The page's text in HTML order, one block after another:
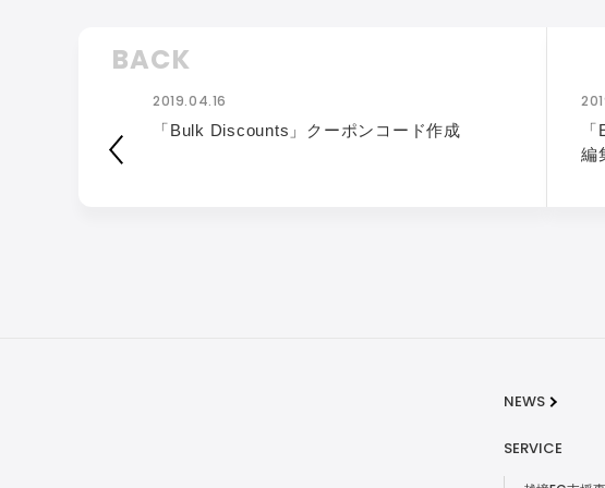
BACK
2019.04.16
「Bulk Discounts」クーポンコード作成
編
NEWS
SERVICE